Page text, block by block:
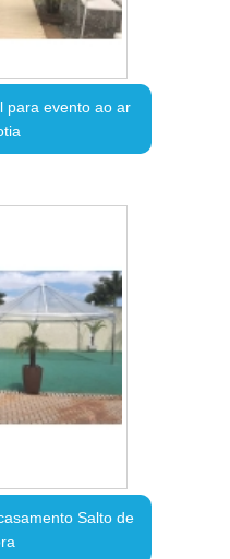
para evento ao ar
Salto de